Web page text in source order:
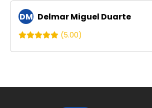
DM Delmar Miguel Duarte
(5.00)